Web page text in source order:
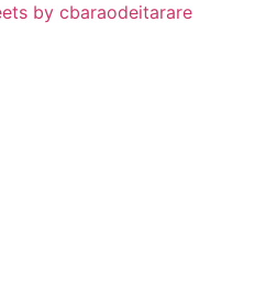
by cbaraodeitarare